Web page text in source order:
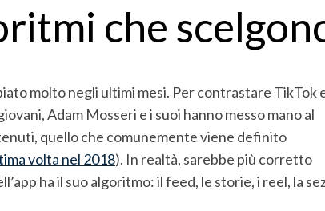
che
molto negli ultimi mesi. Per contrastare TikTok
Adam Mosseri e i suoi hanno messo mano al
quello che comunemente viene definito
volta nel 2018). In realtà, sarebbe più corretto
ha il suo algoritmo: il feed, le storie, i reel, la